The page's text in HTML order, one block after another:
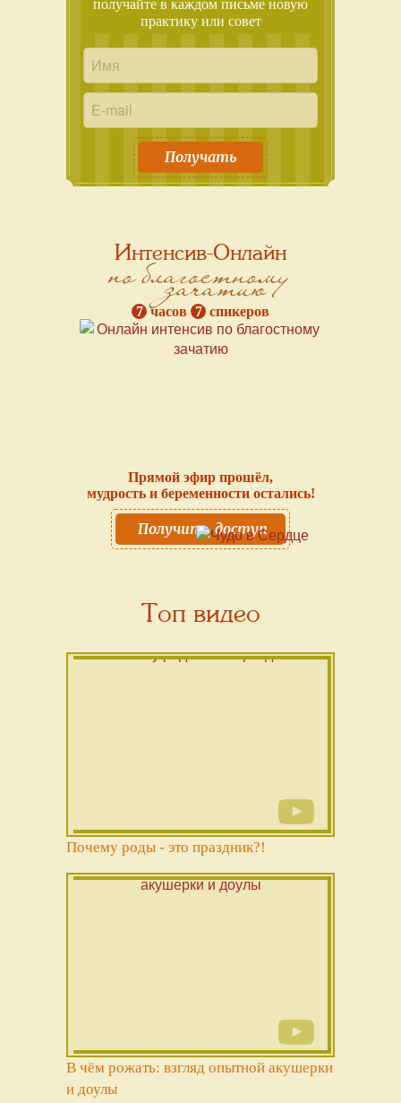
получайте в каждом письме новую
практику или совет
Получать
Интенсив-Онлайн
по благостному
зачатию
7 часов 7 спикеров
Прямой эфир прошёл,
мудрость и беременности остались!
Получить доступ
Топ видео
Почему роды - это праздник?!
В чём рожать: взгляд опытной акушерки
и доулы